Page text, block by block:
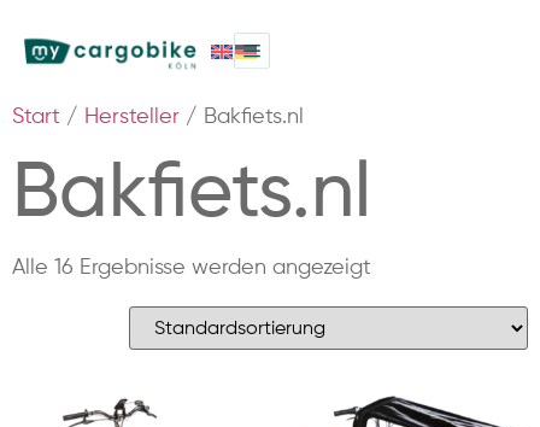
Start / Hersteller / Bakfiets.nl
Bakfiets.nl
Alle 16 Ergebnisse werden angezeigt